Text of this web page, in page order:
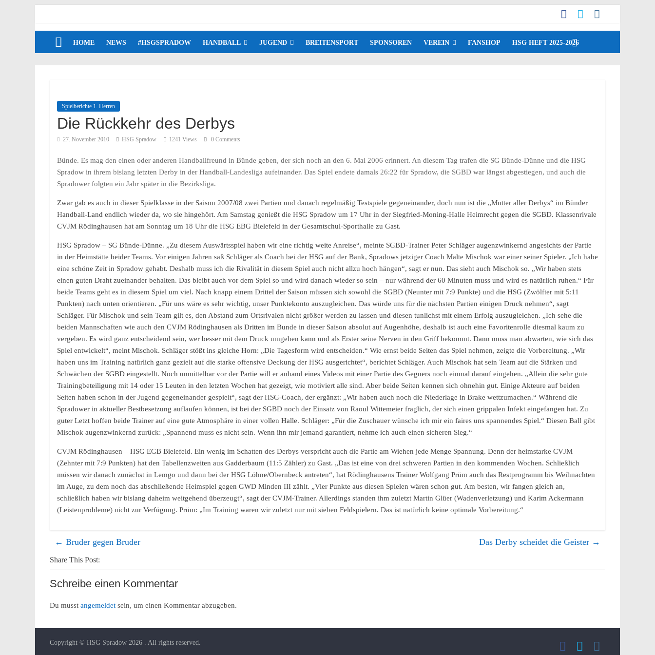
HOME NEWS #HSGSPRADOW HANDBALL JUGEND BREITENSPORT SPONSOREN VEREIN FANSHOP HSG HEFT 2025-2026
Spielberichte 1. Herren
Die Rückkehr des Derbys
27. November 2010 HSG Spradow 1241 Views 0 Comments
Bünde. Es mag den einen oder anderen Handballfreund in Bünde geben, der sich noch an den 6. Mai 2006 erinnert. An diesem Tag trafen die SG Bünde-Dünne und die HSG
Spradow in ihrem bislang letzten Derby in der Handball-Landesliga aufeinander. Das Spiel endete damals 26:22 für Spradow, die SGBD war längst abgestiegen, und auch die
Spradower folgten ein Jahr später in die Bezirksliga.
Zwar gab es auch in dieser Spielklasse in der Saison 2007/08 zwei Partien und danach regelmäßig Testspiele gegeneinander, doch nun ist die „Mutter aller Derbys“ im Bünder
Handball-Land endlich wieder da, wo sie hingehört. Am Samstag genießt die HSG Spradow um 17 Uhr in der Siegfried-Moning-Halle Heimrecht gegen die SGBD. Klassenrivale
CVJM Rödinghausen hat am Sonntag um 18 Uhr die HSG EBG Bielefeld in der Gesamtschul-Sporthalle zu Gast.
HSG Spradow – SG Bünde-Dünne. „Zu diesem Auswärtsspiel haben wir eine richtig weite Anreise“, meinte SGBD-Trainer Peter Schläger augenzwinkernd angesichts der Partie
in der Heimstätte beider Teams. Vor einigen Jahren saß Schläger als Coach bei der HSG auf der Bank, Spradows jetziger Coach Malte Mischok war einer seiner Spieler. „Ich habe
eine schöne Zeit in Spradow gehabt. Deshalb muss ich die Rivalität in diesem Spiel auch nicht allzu hoch hängen“, sagt er nun. Das sieht auch Mischok so. „Wir haben stets
einen guten Draht zueinander behalten. Das bleibt auch vor dem Spiel so und wird danach wieder so sein – nur während der 60 Minuten muss und wird es natürlich ruhen.“ Für
beide Teams geht es in diesem Spiel um viel. Nach knapp einem Drittel der Saison müssen sich sowohl die SGBD (Neunter mit 7:9 Punkte) und die HSG (Zwölfter mit 5:11
Punkten) nach unten orientieren. „Für uns wäre es sehr wichtig, unser Punktekonto auszugleichen. Das würde uns für die nächsten Partien einigen Druck nehmen“, sagt
Schläger. Für Mischok und sein Team gilt es, den Abstand zum Ortsrivalen nicht größer werden zu lassen und diesen tunlichst mit einem Erfolg auszugleichen. „Ich sehe die
beiden Mannschaften wie auch den CVJM Rödinghausen als Dritten im Bunde in dieser Saison absolut auf Augenhöhe, deshalb ist auch eine Favoritenrolle diesmal kaum zu
vergeben. Es wird ganz entscheidend sein, wer besser mit dem Druck umgehen kann und als Erster seine Nerven in den Griff bekommt. Dann muss man abwarten, wie sich das
Spiel entwickelt“, meint Mischok. Schläger stößt ins gleiche Horn: „Die Tagesform wird entscheiden.“ Wie ernst beide Seiten das Spiel nehmen, zeigte die Vorbereitung. „Wir
haben uns im Training natürlich ganz gezielt auf die starke offensive Deckung der HSG ausgerichtet“, berichtet Schläger. Auch Mischok hat sein Team auf die Stärken und
Schwächen der SGBD eingestellt. Noch unmittelbar vor der Partie will er anhand eines Videos mit einer Partie des Gegners noch einmal darauf eingehen. „Allein die sehr gute
Trainingbeteiligung mit 14 oder 15 Leuten in den letzten Wochen hat gezeigt, wie motiviert alle sind. Aber beide Seiten kennen sich ohnehin gut. Einige Akteure auf beiden
Seiten haben schon in der Jugend gegeneinander gespielt“, sagt der HSG-Coach, der ergänzt: „Wir haben auch noch die Niederlage in Brake wettzumachen.“ Während die
Spradower in aktueller Bestbesetzung auflaufen können, ist bei der SGBD noch der Einsatz von Raoul Wittemeier fraglich, der sich einen grippalen Infekt eingefangen hat. Zu
guter Letzt hoffen beide Trainer auf eine gute Atmosphäre in einer vollen Halle. Schläger: „Für die Zuschauer wünsche ich mir ein faires uns spannendes Spiel.“ Diesen Ball gibt
Mischok augenzwinkernd zurück: „Spannend muss es nicht sein. Wenn ihn mir jemand garantiert, nehme ich auch einen sicheren Sieg.“
CVJM Rödinghausen – HSG EGB Bielefeld. Ein wenig im Schatten des Derbys verspricht auch die Partie am Wiehen jede Menge Spannung. Denn der heimstarke CVJM
(Zehnter mit 7:9 Punkten) hat den Tabellenzweiten aus Gadderbaum (11:5 Zähler) zu Gast. „Das ist eine von drei schweren Partien in den kommenden Wochen. Schließlich
müssen wir danach zunächst in Lemgo und dann bei der HSG Löhne/Obernbeck antreten“, hat Rödinghausens Trainer Wolfgang Prüm auch das Restprogramm bis Weihnachten
im Auge, zu dem noch das abschließende Heimspiel gegen GWD Minden III zählt. „Vier Punkte aus diesen Spielen wären schon gut. Am besten, wir fangen gleich an,
schließlich haben wir bislang daheim weitgehend überzeugt“, sagt der CVJM-Trainer. Allerdings standen ihm zuletzt Martin Glüer (Wadenverletzung) und Karim Ackermann
(Leistenprobleme) nicht zur Verfügung. Prüm: „Im Training waren wir zuletzt nur mit sieben Feldspielern. Das ist natürlich keine optimale Vorbereitung.“
← Bruder gegen Bruder Das Derby scheidet die Geister →
Share This Post:
Schreibe einen Kommentar
Du musst angemeldet sein, um einen Kommentar abzugeben.
Copyright © HSG Spradow 2026 . All rights reserved.